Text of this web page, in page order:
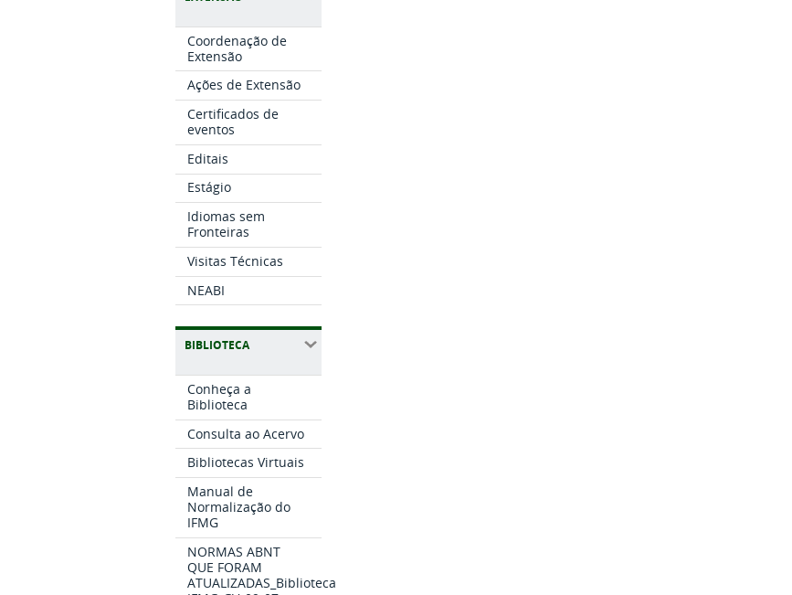
Coordenação de
Extensão
Ações de Extensão
Certificados de
eventos
Editais
Estágio
Idiomas sem
Fronteiras
Visitas Técnicas
NEABI
BIBLIOTECA
Conheça a
Biblioteca
Consulta ao Acervo
Bibliotecas Virtuais
Manual de
Normalização do
IFMG
NORMAS ABNT
QUE FORAM
ATUALIZADAS_Biblioteca